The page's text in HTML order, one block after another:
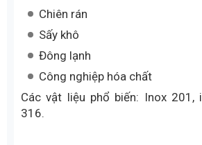
hơn.
Đặc điểm nổi bật:
Chịu nhiệt tốt
Thoát nước và thoát khí hiệu quả
Dễ vệ sinh